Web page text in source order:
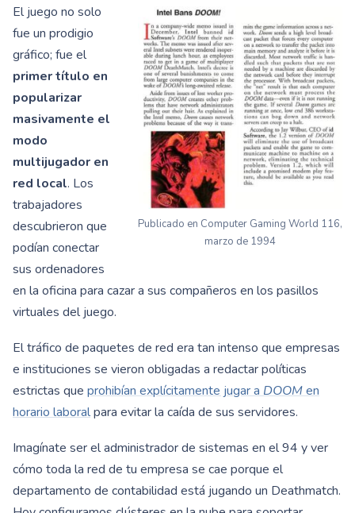
Publicado en Computer Gaming World 116,
marzo de 1994
El juego no solo
fue un prodigio
gráfico; fue el
primer título en
popularizar
masivamente el
modo
multijugador en
red local. Los
trabajadores
descubrieron que
podían conectar
sus ordenadores
en la oficina para cazar a sus compañeros en los pasillos
virtuales del juego.
El tráfico de paquetes de red era tan intenso que empresas
e instituciones se vieron obligadas a redactar políticas
estrictas que prohibían explícitamente jugar a DOOMen
horario laboralpara evitar la caída de sus servidores.
Imagínate ser el administrador de sistemas en el 94 y ver
cómo toda la red de tu empresa se cae porque el
departamento de contabilidad está jugando un Deathmatch.